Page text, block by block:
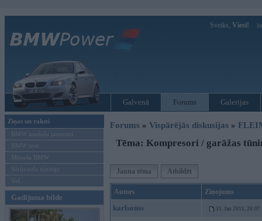
Sveiks, Viesi!
Galvenā Forums Galerijas
Ziņas un raksti
BMW modeļu jaunumi
BMW testi
Mēneša BMW
Sērijveida tūnings
Vel...
Gadījuma bilde
Forums » Vispārējās diskusijas »
Tēma: Kompresori / garāžas
Jauna tēma Atbildēt
Autors Ziņojums
karlsonss 31. Jan 2011, 20:07